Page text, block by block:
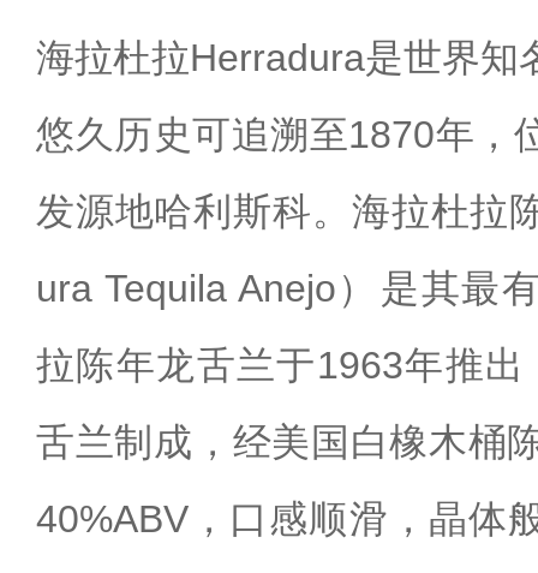
海拉杜拉Herradura是世界知
悠久历史可追溯至1870年，
发源地哈利斯科。‌海拉杜拉
ura Tequila Anejo）‌是其最
拉陈年龙舌兰于1963年推
舌兰制成，经美国白橡木桶
40%ABV，口感顺滑，晶体